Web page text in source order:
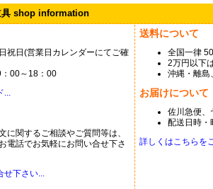
具 shop information
祝日(営業日カレンダーにてご確
00～18：00
...
に関するご相談やご質問等は、
電話でお気軽にお問い合せ下さ
せ下さい...
送料について
全国一律
2万円以下
沖縄・離島
お届けについて
佐川急便、
配送日時・
詳しくはこちらを